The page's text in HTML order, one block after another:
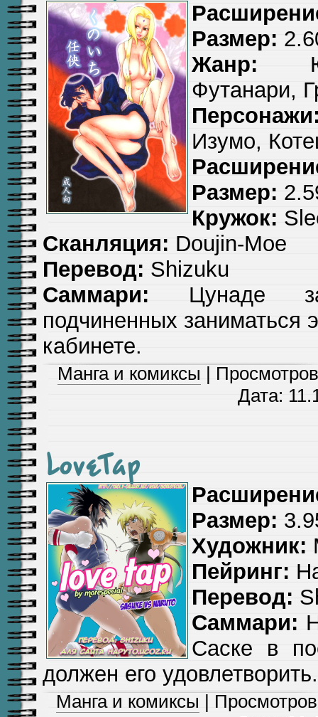
Размер:
Жанр:
Футанари,
Изумо,
Размер:
Кружок:
Сканляция: Doujin-Moe
Перевод: Shizuku
Саммари: Цунаде
подчиненных заниматься
кабинете.
Манга и комиксы |
Дата:
LoveTap
Размер:
Художник:
Пейринг:
Перевод:
Саммари:
Саске в
должен его удовлетворить.
Манга и комиксы |